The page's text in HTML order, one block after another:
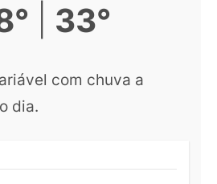
33°
com chuva a
dia.